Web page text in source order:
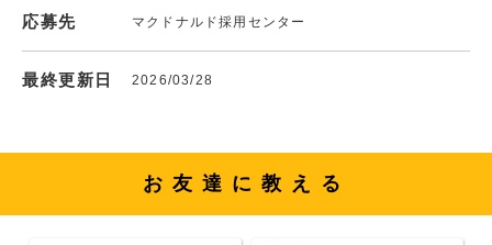
応募先 マクドナルド採用センター
最終更新日 2026/03/28
お友達に教える